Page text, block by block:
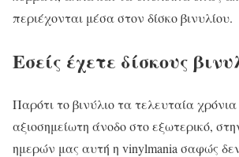
περιέχονται μέσα στον δίσκο βινυλίου.
Εσείς έχετε δίσκους
Παρότι το βινύλιο τα τελευταία
αξιοσημείωτη άνοδο στο εξωτερικό,
ημερών μας αυτή η vinylmania σαφώς